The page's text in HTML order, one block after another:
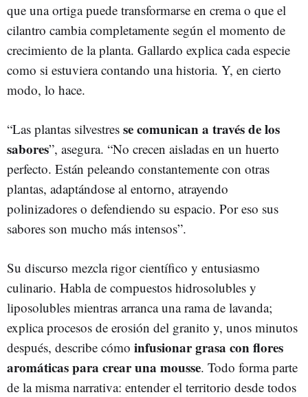
que una ortiga puede transformarse en crema o que el
cilantro cambia completamente según el momento de
crecimiento de la planta. Gallardo explica cada especie
como si estuviera contando una historia. Y, en cierto
modo, lo hace.
“Las plantas silvestres se comunican a través de los
sabores”, asegura. “No crecen aisladas en un huerto
perfecto. Están peleando constantemente con otras
plantas, adaptándose al entorno, atrayendo
polinizadores o defendiendo su espacio. Por eso sus
sabores son mucho más intensos”.
Su discurso mezcla rigor científico y entusiasmo
culinario. Habla de compuestos hidrosolubles y
liposolubles mientras arranca una rama de lavanda;
explica procesos de erosión del granito y, unos minutos
después, describe cómo infusionar grasa con flores
aromáticas para crear una mousse. Todo forma parte
de la misma narrativa: entender el territorio desde todos